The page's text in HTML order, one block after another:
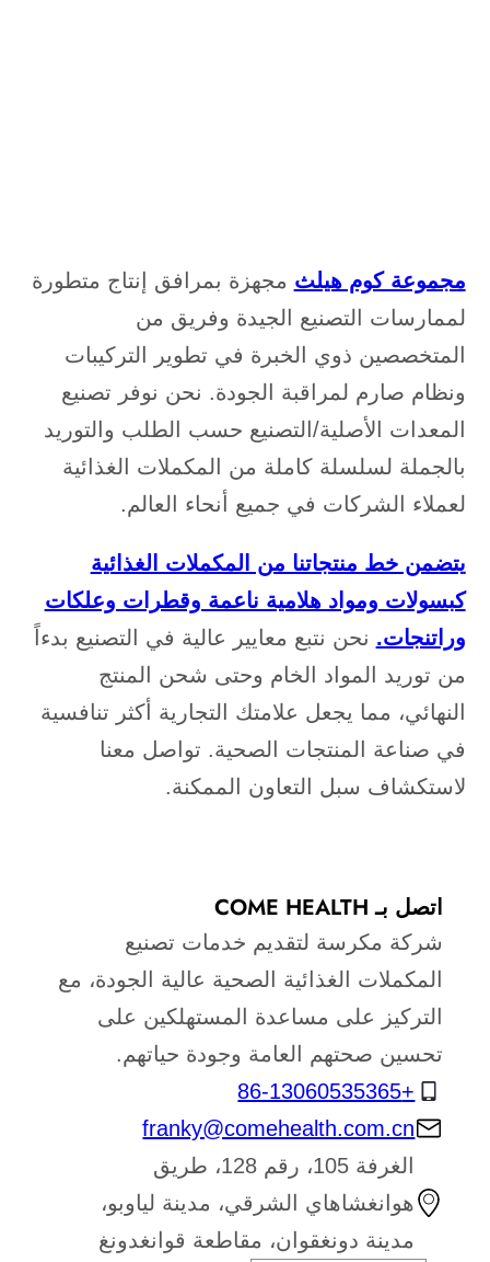
مجموعة كوم هيلث مجهزة بمرافق إنتاج متطورة
لممارسات التصنيع الجيدة وفريق من
المتخصصين ذوي الخبرة في تطوير التركيبات
ونظام صارم لمراقبة الجودة. نحن نوفر تصنيع
المعدات الأصلية/التصنيع حسب الطلب والتوريد
بالجملة لسلسلة كاملة من المكملات الغذائية
لعملاء الشركات في جميع أنحاء العالم.
يتضمن خط منتجاتنا من المكملات الغذائية
كبسولات ومواد هلامية ناعمة وقطرات وعلكات
وراتنجات. نحن نتبع معايير عالية في التصنيع بدءاً
من توريد المواد الخام وحتى شحن المنتج
النهائي، مما يجعل علامتك التجارية أكثر تنافسية
في صناعة المنتجات الصحية. تواصل معنا
لاستكشاف سبل التعاون الممكنة.
اتصل بـ COME HEALTH
شركة مكرسة لتقديم خدمات تصنيع
المكملات الغذائية الصحية عالية الجودة، مع
التركيز على مساعدة المستهلكين على
تحسين صحتهم العامة وجودة حياتهم.
+86-13060535365
franky@comehealth.com.cn
الغرفة 105، رقم 128، طريق
هوانغشاهاي الشرقي، مدينة لياوبو،
مدينة دونغقوان، مقاطعة قوانغدونغ